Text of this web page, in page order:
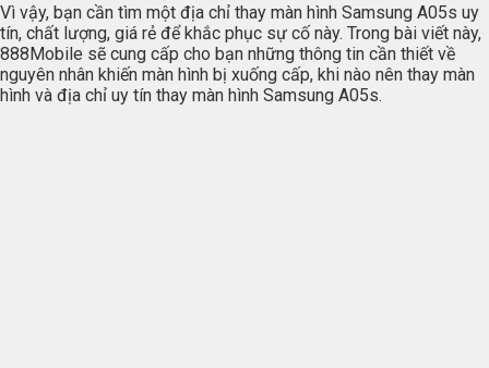
Vì vậy, bạn cần tìm một địa chỉ thay màn hình Samsung A05s uy
tín, chất lượng, giá rẻ để khắc phục sự cố này. Trong bài viết này,
888Mobile sẽ cung cấp cho bạn những thông tin cần thiết về
nguyên nhân khiến màn hình bị xuống cấp, khi nào nên thay màn
hình và địa chỉ uy tín thay màn hình Samsung A05s.